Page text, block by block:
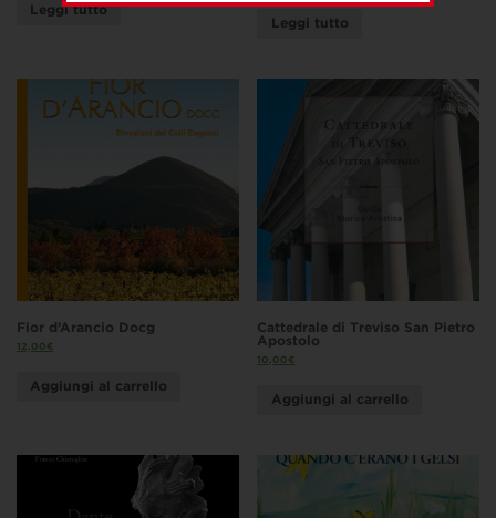
Leggi tutto
Leggi tutto
Fior d’Arancio Docg
12,00€
Aggiungi al carrello
Cattedrale di Treviso San Pietro
Apostolo
10,00€
Aggiungi al carrello